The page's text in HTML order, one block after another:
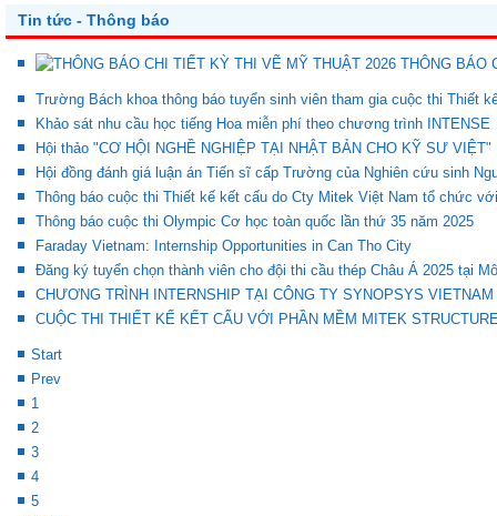
Tin tức - Thông báo
THÔNG BÁO
Trường Bách khoa thông báo tuyển sinh viên tham gia cuộc thi Thiết
Khảo sát nhu cầu học tiếng Hoa miễn phí theo chương trình INTENSE
Hội thảo "CƠ HỘI NGHỀ NGHIỆP TẠI NHẬT BẢN CHO KỸ SƯ VIỆT"
Hội đồng đánh giá luận án Tiến sĩ cấp Trường của Nghiên cứu sinh
Thông báo cuộc thi Thiết kế kết cấu do Cty Mitek Việt Nam tổ chức
Thông báo cuộc thi Olympic Cơ học toàn quốc lần thứ 35 năm 2025
Faraday Vietnam: Internship Opportunities in Can Tho City
Đăng ký tuyển chọn thành viên cho đội thi cầu thép Châu Á 2025 tại
CHƯƠNG TRÌNH INTERNSHIP TẠI CÔNG TY SYNOPSYS VIETNAM
CUỘC THI THIẾT KẾ KẾT CẤU VỚI PHẦN MỀM MITEK
Start
Prev
1
2
3
4
5